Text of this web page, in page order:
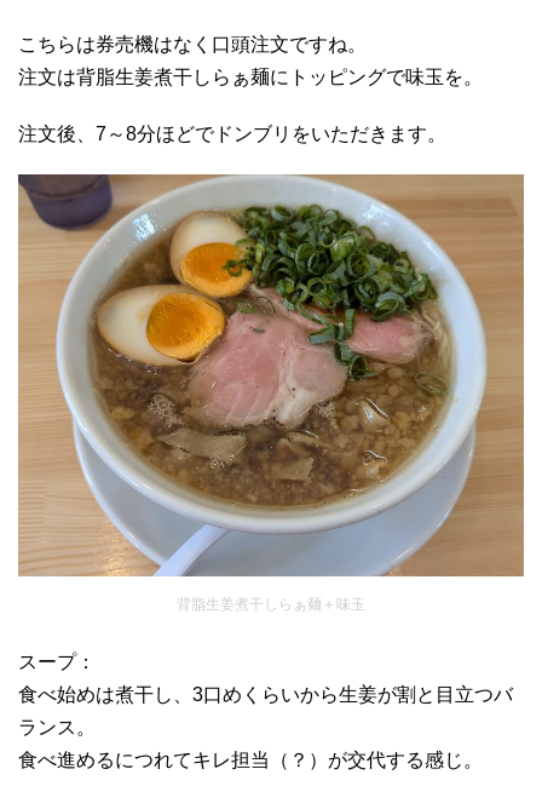
こちらは券売機はなく口頭注文ですね。
注文は背脂生姜煮干しらぁ麺にトッピングで味玉を。
注文後、7～8分ほどでドンブリをいただきます。
背脂生姜煮干しらぁ麺＋味玉
スープ：
食べ始めは煮干し、3口めくらいから生姜が割と目立つバ
ランス。
食べ進めるにつれてキレ担当（？）が交代する感じ。